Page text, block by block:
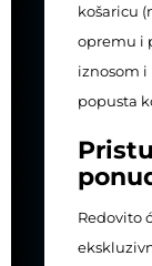
košaricu
opremu i
iznosom
popusta
Redovito